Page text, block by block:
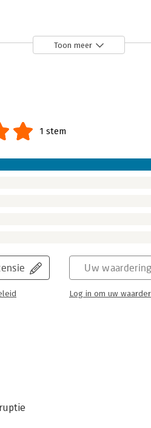
geldrevolutie te lezen
een absolute aanrader. Het
landschap er in de toekomst uit
Toon meer
1 stem
Uw
Log in om uw